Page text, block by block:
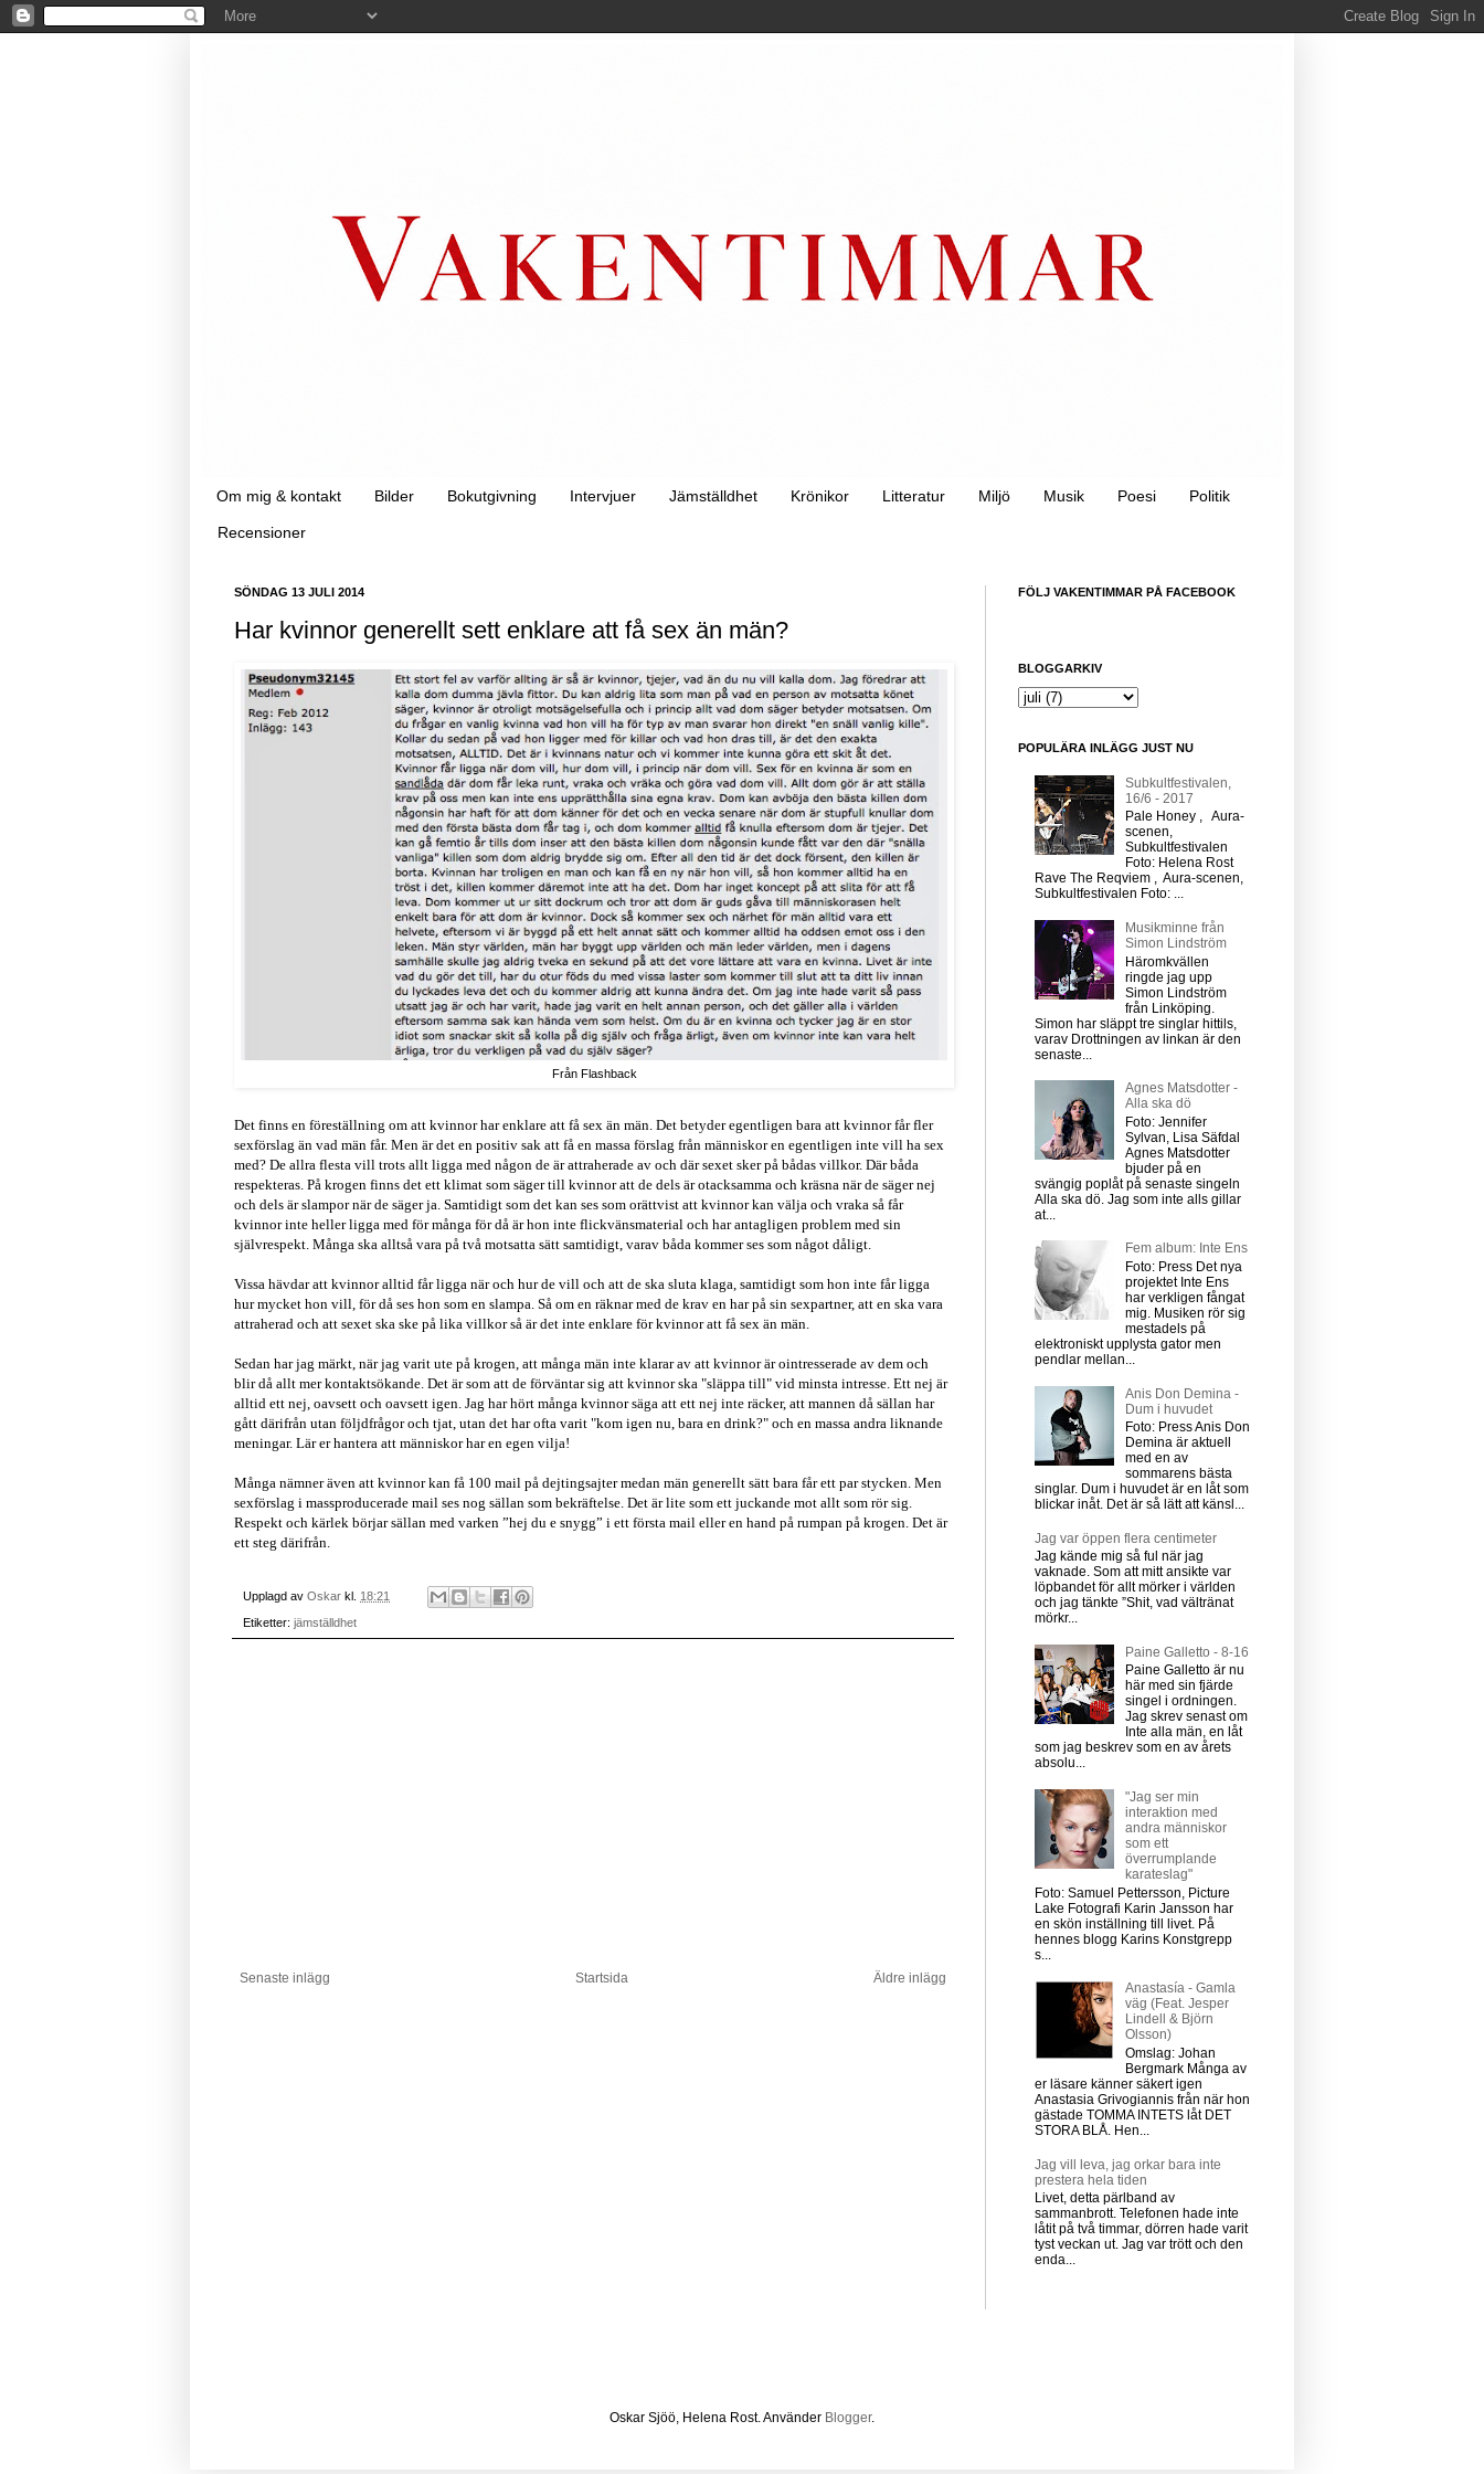
Om mig & kontakt Bilder Bokutgivning Intervjuer Jämställdhet Krönikor Litteratur Miljö Musik Poesi Politik
Recensioner
SÖNDAG 13 JULI 2014
Har kvinnor generellt sett enklare att få sex än män?
Från Flashback
Det finns en föreställning om att kvinnor har enklare att få sex än män. Det betyder egentligen bara att kvinnor får fler
sexförslag än vad män får. Men är det en positiv sak att få en massa förslag från människor en egentligen inte vill ha sex
med? De allra flesta vill trots allt ligga med någon de är attraherade av och där sexet sker på bådas villkor. Där båda
respekteras. På krogen finns det ett klimat som säger till kvinnor att de dels är otacksamma och kräsna när de säger nej
och dels är slampor när de säger ja. Samtidigt som det kan ses som orättvist att kvinnor kan välja och vraka så får
kvinnor inte heller ligga med för många för då är hon inte flickvänsmaterial och har antagligen problem med sin
självrespekt. Många ska alltså vara på två motsatta sätt samtidigt, varav båda kommer ses som något dåligt.
Vissa hävdar att kvinnor alltid får ligga när och hur de vill och att de ska sluta klaga, samtidigt som hon inte får ligga
hur mycket hon vill, för då ses hon som en slampa. Så om en räknar med de krav en har på sin sexpartner, att en ska vara
attraherad och att sexet ska ske på lika villkor så är det inte enklare för kvinnor att få sex än män.
Sedan har jag märkt, när jag varit ute på krogen, att många män inte klarar av att kvinnor är ointresserade av dem och
blir då allt mer kontaktsökande. Det är som att de förväntar sig att kvinnor ska "släppa till" vid minsta intresse. Ett nej är
alltid ett nej, oavsett och oavsett igen. Jag har hört många kvinnor säga att ett nej inte räcker, att mannen då sällan har
gått därifrån utan följdfrågor och tjat, utan det har ofta varit "kom igen nu, bara en drink?" och en massa andra liknande
meningar. Lär er hantera att människor har en egen vilja!
Många nämner även att kvinnor kan få 100 mail på dejtingsajter medan män generellt sätt bara får ett par stycken. Men
sexförslag i massproducerade mail ses nog sällan som bekräftelse. Det är lite som ett juckande mot allt som rör sig.
Respekt och kärlek börjar sällan med varken ”hej du e snygg” i ett första mail eller en hand på rumpan på krogen. Det är
ett steg därifrån.
Upplagd av Oskar kl. 18:21
Etiketter: jämställdhet
Senaste inlägg Äldre inlägg
Startsida
FÖLJ VAKENTIMMAR PÅ FACEBOOK
BLOGGARKIV
POPULÄRA INLÄGG JUST NU
Subkultfestivalen,
16/6 - 2017
Pale Honey , Aura-
scenen,
Subkultfestivalen
Foto: Helena Rost
Rave The Reqviem , Aura-scenen,
Subkultfestivalen Foto: ...
Musikminne från
Simon Lindström
Häromkvällen
ringde jag upp
Simon Lindström
från Linköping.
Simon har släppt tre singlar hittils,
varav Drottningen av linkan är den
senaste...
Agnes Matsdotter -
Alla ska dö
Foto: Jennifer
Sylvan, Lisa Säfdal
Agnes Matsdotter
bjuder på en
svängig poplåt på senaste singeln
Alla ska dö. Jag som inte alls gillar
at...
Fem album: Inte Ens
Foto: Press Det nya
projektet Inte Ens
har verkligen fångat
mig. Musiken rör sig
mestadels på
elektroniskt upplysta gator men
pendlar mellan...
Anis Don Demina -
Dum i huvudet
Foto: Press Anis Don
Demina är aktuell
med en av
sommarens bästa
singlar. Dum i huvudet är en låt som
blickar inåt. Det är så lätt att känsl...
Jag var öppen flera centimeter
Jag kände mig så ful när jag
vaknade. Som att mitt ansikte var
löpbandet för allt mörker i världen
och jag tänkte ”Shit, vad vältränat
mörkr...
Paine Galletto - 8-16
Paine Galletto är nu
här med sin fjärde
singel i ordningen.
Jag skrev senast om
Inte alla män, en låt
som jag beskrev som en av årets
absolu...
"Jag ser min
interaktion med
andra människor
som ett
överrumplande
karateslag"
Foto: Samuel Pettersson, Picture
Lake Fotografi Karin Jansson har
en skön inställning till livet. På
hennes blogg Karins Konstgrepp
s...
Anastasía - Gamla
väg (Feat. Jesper
Lindell & Björn
Olsson)
Omslag: Johan
Bergmark Många av
er läsare känner säkert igen
Anastasia Grivogiannis från när hon
gästade TOMMA INTETS låt DET
STORA BLÅ. Hen...
Jag vill leva, jag orkar bara inte
prestera hela tiden
Livet, detta pärlband av
sammanbrott. Telefonen hade inte
låtit på två timmar, dörren hade varit
tyst veckan ut. Jag var trött och den
enda...
Oskar Sjöö, Helena Rost. Använder Blogger.